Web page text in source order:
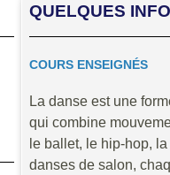
QUELQUES
COURS ENSEIGNÉS
La danse est une
qui combine
le ballet, le hip-hop,
danses de salon,